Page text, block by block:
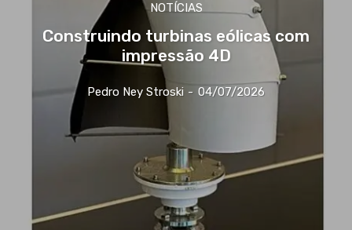
NOTÍCIAS
Construindo turbinas eólicas com
impressão 4D
Pedro Ney Stroski - 04/07/2026